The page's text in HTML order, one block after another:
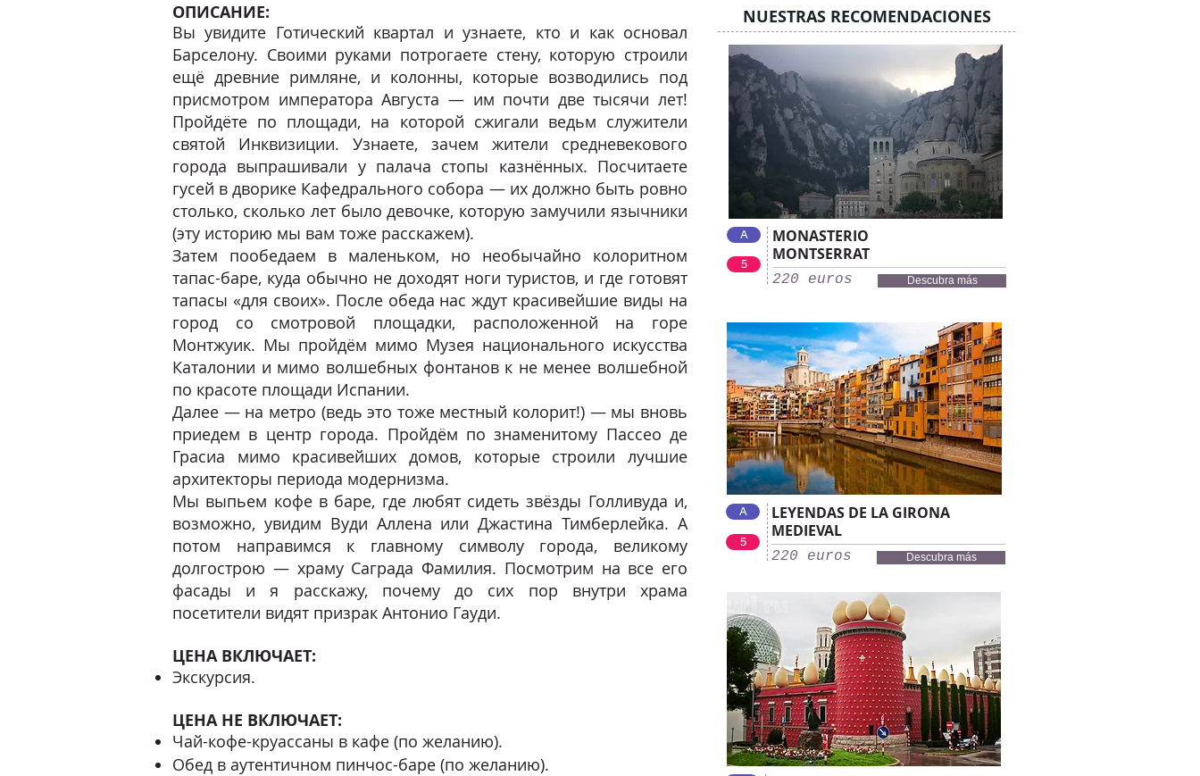
ОПИСАНИЕ:
Вы увидите Готический квартал и узнаете, кто и как основал
Барселону. Своими руками потрогаете стену, которую строили
ещё древние римляне, и колонны, которые возводились под
присмотром императора Августа — им почти две тысячи лет!
Пройдёте по площади, на которой сжигали ведьм служители
святой Инквизиции. Узнаете, зачем жители средневекового
города выпрашивали у палача стопы казнённых. Посчитаете
гусей в дворике Кафедрального собора — их должно быть ровно
столько, сколько лет было девочке, которую замучили язычники
(эту историю мы вам тоже расскажем).
Затем пообедаем в маленьком, но необычайно колоритном
тапас-баре, куда обычно не доходят ноги туристов, и где готовят
тапасы «для своих». После обеда нас ждут красивейшие виды на
город со смотровой площадки, расположенной на горе
Монтжуик. Мы пройдём мимо Музея национального искусства
Каталонии и мимо волшебных фонтанов к не менее волшебной
по красоте площади Испании.
Далее — на метро (ведь это тоже местный колорит!) — мы вновь
приедем в центр города. Пройдём по знаменитому Пассео де
Грасиа мимо красивейших домов, которые строили лучшие
архитекторы периода модернизма.
Мы выпьем кофе в баре, где любят сидеть звёзды Голливуда и,
возможно, увидим Вуди Аллена или Джастина Тимберлейка. А
потом направимся к главному символу города, великому
долгострою — храму Саграда Фамилия. Посмотрим на все его
фасады и я расскажу, почему до сих пор внутри храма
посетители видят призрак Антонио Гауди.
ЦЕНА ВКЛЮЧАЕТ:
Экскурсия.
ЦЕНА НЕ ВКЛЮЧАЕТ:
Чай-кофе-круассаны в кафе (по желанию).
Обед в аутентичном пинчос-баре (по желанию).
NUESTRAS RECOMENDACIONES
A
5
MONASTERIO
MONTSERRAT
220 euros Descubra más
A
5
LEYENDAS DE LA GIRONA
MEDIEVAL
Descubra más
220 euros